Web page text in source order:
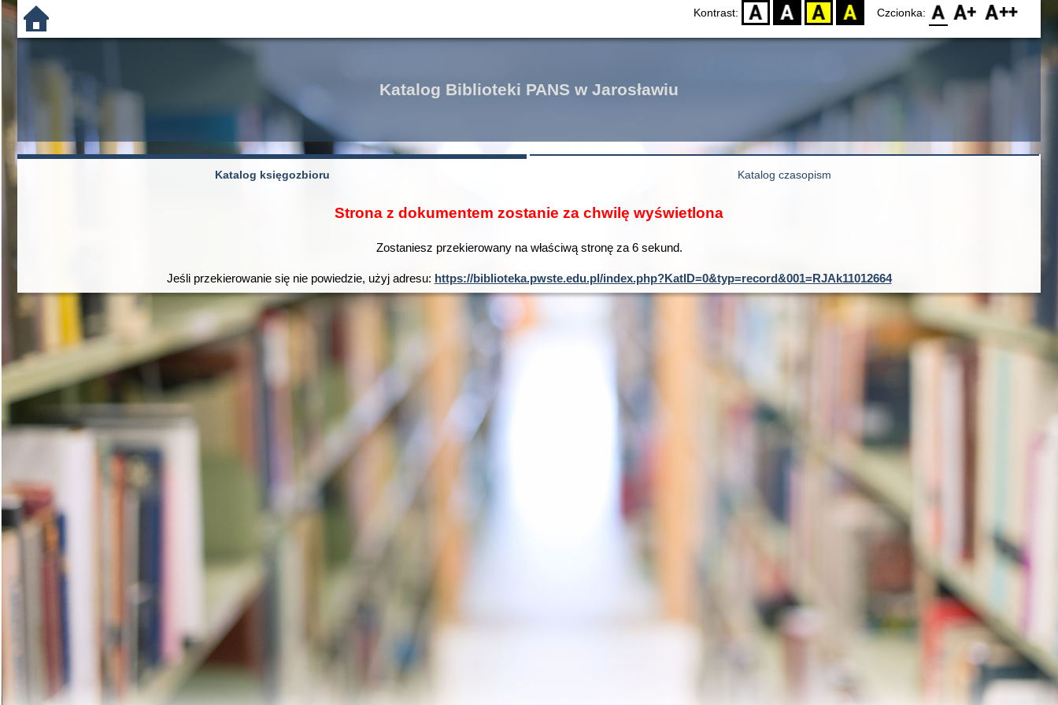
Kontrast: D BW YB BY Czcionka: F0 F1 F2
Katalog Biblioteki PANS w Jarosławiu
Katalog księgozbioru Katalog czasopism
Strona z dokumentem zostanie za chwilę wyświetlona
Zostaniesz przekierowany na właściwą stronę za 6sekund.
Jeśli przekierowanie się nie powiedzie, użyj adresu: https://biblioteka.pwste.edu.pl/index.php?KatID=0&typ=record&001=RJAk11012664